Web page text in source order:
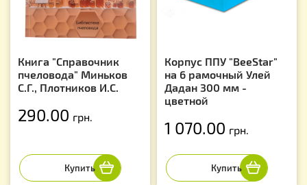
Книга "Справочник
пчеловода" Миньков
С.Г., Плотников И.С.
290.00 грн.
Корпус ППУ "BeeStar"
на 6 рамочный Улей
Дадан 300 мм -
цветной
1 070.00 грн.